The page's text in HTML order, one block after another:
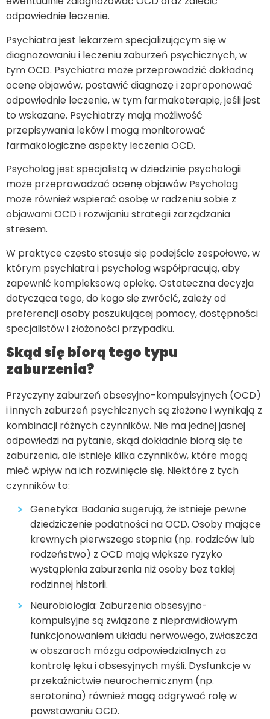
odpowiednie leczenie.
Psychiatra jest lekarzem specjalizującym się w
diagnozowaniu i leczeniu zaburzeń psychicznych, w
tym OCD. Psychiatra może przeprowadzić dokładną
ocenę objawów, postawić diagnozę i zaproponować
odpowiednie leczenie, w tym farmakoterapię, jeśli jest
to wskazane. Psychiatrzy mają możliwość
przepisywania leków i mogą monitorować
farmakologiczne aspekty leczenia OCD.
Psycholog jest specjalistą w dziedzinie psychologii
może przeprowadzać ocenę objawów Psycholog
może również wspierać osobę w radzeniu sobie z
objawami OCD i rozwijaniu strategii zarządzania
stresem.
W praktyce często stosuje się podejście zespołowe, w
którym psychiatra i psycholog współpracują, aby
zapewnić kompleksową opiekę. Ostateczna decyzja
dotycząca tego, do kogo się zwrócić, zależy od
preferencji osoby poszukującej pomocy, dostępności
specjalistów i złożoności przypadku.
Skąd się biorą tego typu
zaburzenia?
Przyczyny zaburzeń obsesyjno-kompulsyjnych (OCD)
i innych zaburzeń psychicznych są złożone i wynikają z
kombinacji różnych czynników. Nie ma jednej jasnej
odpowiedzi na pytanie, skąd dokładnie biorą się te
zaburzenia, ale istnieje kilka czynników, które mogą
mieć wpływ na ich rozwinięcie się. Niektóre z tych
czynników to:
Genetyka: Badania sugerują, że istnieje pewne
dziedziczenie podatności na OCD. Osoby mające
krewnych pierwszego stopnia (np. rodziców lub
rodzeństwo) z OCD mają większe ryzyko
wystąpienia zaburzenia niż osoby bez takiej
rodzinnej historii.
Neurobiologia: Zaburzenia obsesyjno-
kompulsyjne są związane z nieprawidłowym
funkcjonowaniem układu nerwowego, zwłaszcza
w obszarach mózgu odpowiedzialnych za
kontrolę lęku i obsesyjnych myśli. Dysfunkcje w
przekaźnictwie neurochemicznym (np.
serotonina) również mogą odgrywać rolę w
powstawaniu OCD.